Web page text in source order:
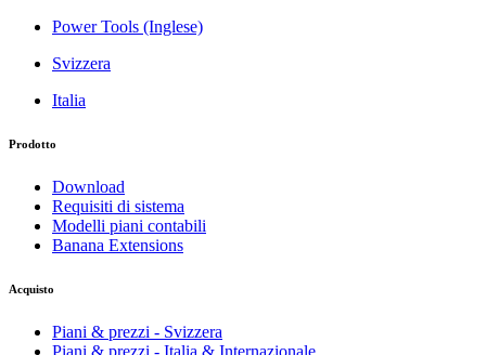
Power Tools (Inglese)
Svizzera
Italia
Prodotto
Download
Requisiti di sistema
Modelli piani contabili
Banana Extensions
Acquisto
Piani & prezzi - Svizzera
Piani & prezzi - Italia & Internazionale